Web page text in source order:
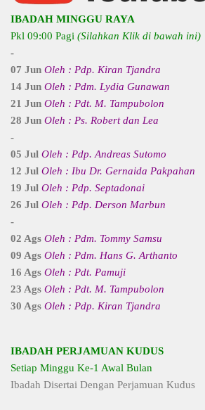
IBADAH MINGGU RAYA
Pkl 09:00 Pagi (Silahkan Klik di bawah ini)
-
07 Jun Oleh : Pdp. Kiran Tjandra
14 Jun Oleh : Pdm. Lydia Gunawan
21 Jun Oleh : Pdt. M. Tampubolon
28 Jun Oleh : Ps. Robert dan Lea
-
05 Jul Oleh : Pdp. Andreas Sutomo
12 Jul Oleh : Ibu Dr. Gernaida Pakpahan
19 Jul Oleh : Pdp. Septadonai
26 Jul Oleh : Pdp. Derson Marbun
-
02 Ags Oleh : Pdm. Tommy Samsu
09 Ags Oleh : Pdm. Hans G. Arthanto
16 Ags Oleh : Pdt. Pamuji
23 Ags Oleh : Pdt. M. Tampubolon
30 Ags Oleh : Pdp. Kiran Tjandra
IBADAH PERJAMUAN KUDUS
Setiap Minggu Ke-1 Awal Bulan
Ibadah Disertai Dengan Perjamuan Kudus